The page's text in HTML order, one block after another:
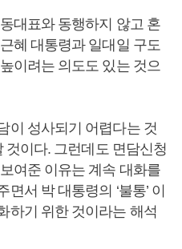
대표와 동행하지 않고 혼
혜 대통령과 일대일 구도
이려는 의도도 있는 것으
이 성사되기 어렵다는 것
것이다. 그런데도 면담신청
여준 이유는 계속 대화를
서 박 대통령의 ‘불통’ 이
하기 위한 것이라는 해석